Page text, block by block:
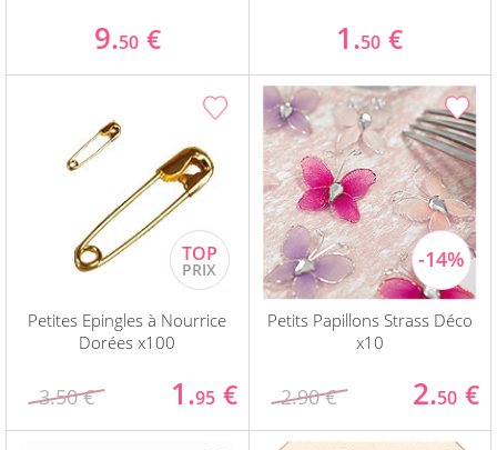
9.50 € 1.50 €
Petites Epingles à Nourrice
Dorées x100
3.50 € 1.95 €
Petits Papillons Strass Déco
x10
2.90 € 2.50 €